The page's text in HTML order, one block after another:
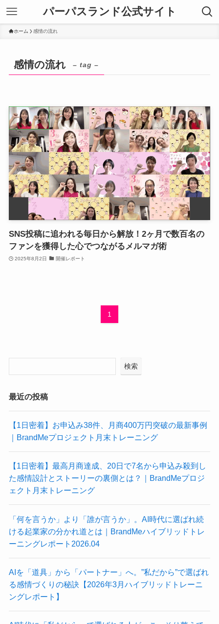
パーパスランド公式サイト
ホーム 感情の流れ
感情の流れ – tag –
SNS投稿に追われる毎日から解放！2ヶ月で数百名の
ファンを獲得した心でつながるメルマガ術
2025年8月2日 開催レポート
1
検索
最近の投稿
【1日密着】お申込み38件、月商400万円突破の最新事例
｜BrandMeプロジェクト月末トレーニング
【1日密着】最高月商達成、20日で7名から申込み殺到し
た感情設計とストーリーの裏側とは？｜BrandMeプロジ
ェクト月末トレーニング
「何を言うか」より「誰が言うか」。AI時代に選ばれ続
ける起業家の分かれ道とは｜BrandMeハイブリッドトレ
ーニングレポート2026.04
AIを「道具」から「パートナー」へ。”私だから”で選ばれ
る感情づくりの秘訣【2026年3月ハイブリッドトレーニ
ングレポート】